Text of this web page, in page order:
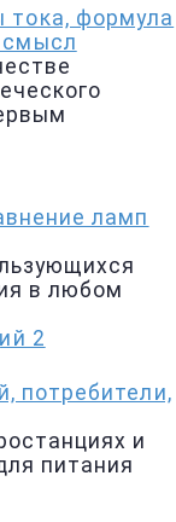
формула
смысл
ламп
в любом
потребители,
и
питания